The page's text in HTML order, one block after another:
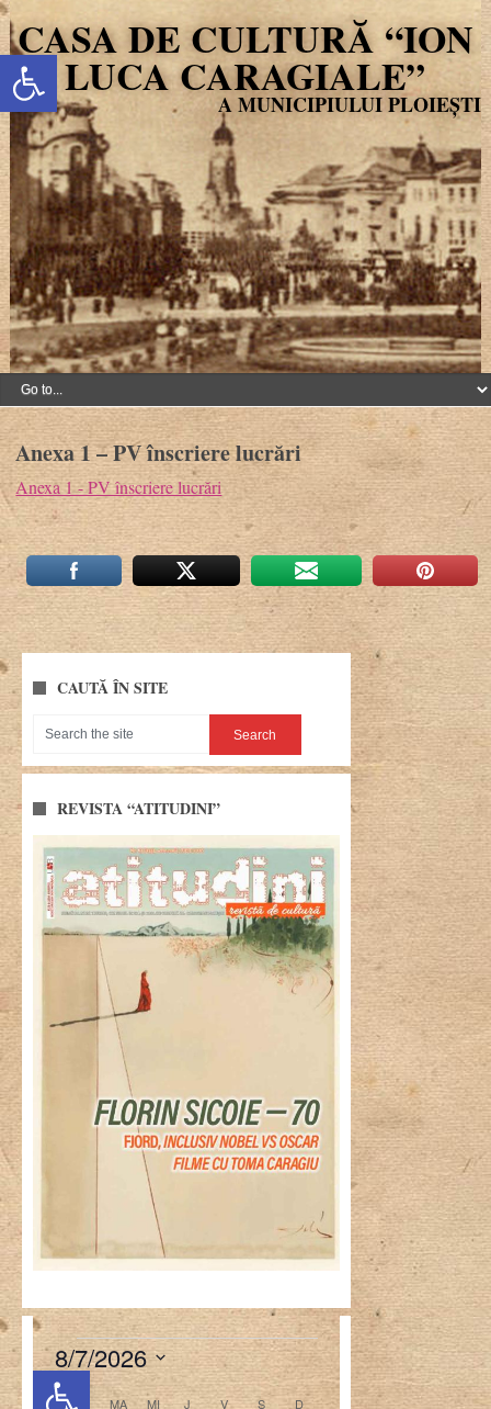
Deschide bara de unelte
CASA DE CULTURĂ “ION
LUCA CARAGIALE”
Anexa 1 – PV înscriere lucrări
Anexa 1 - PV înscriere lucrări
CAUTĂ ÎN SITE
REVISTA “ATITUDINI”